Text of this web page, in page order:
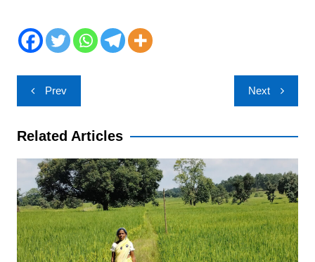
Post
navigation
Prev Next
Related Articles